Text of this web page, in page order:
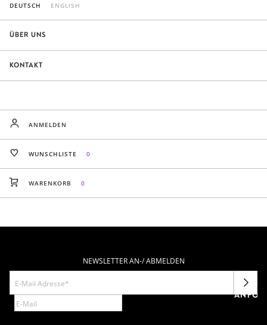
DEUTSCH ENGLISH
ÜBER UNS
KONTAKT
ANMELDEN
WUNSCHLISTE 0
WARENKORB 0
NEWSLETTER AN-/ ABMELDEN